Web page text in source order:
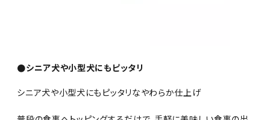
●シニア犬や小型犬にもピッタリ
シニア犬や小型犬にもピッタリなやわらか仕上げ